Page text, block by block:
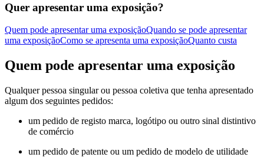
Quer apresentar uma exposição?
Quem pode apresentar uma exposiçãoQuando se pode apresentar
uma exposiçãoComo se apresenta uma exposiçãoQuanto custa
Quem pode apresentar uma exposição
Qualquer pessoa singular ou pessoa coletiva que tenha apresentado
algum dos seguintes pedidos:
um pedido de registo marca, logótipo ou outro sinal distintivo
de comércio
um pedido de patente ou um pedido de modelo de utilidade